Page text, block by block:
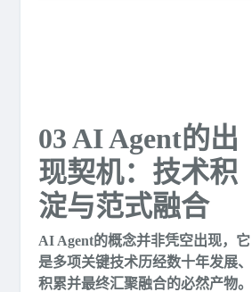
03 AI Agent的出
现契机：技术积
淀与范式融合
AI Agent的概念并非凭空出现，它
是多项关键技术历经数十年发展、
积累并最终汇聚融合的必然产物。